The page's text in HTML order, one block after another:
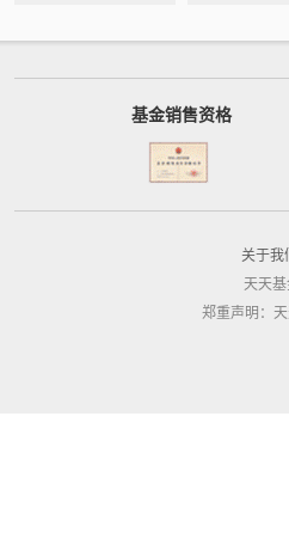
基金销售资格
关于我
天天
郑重声明：